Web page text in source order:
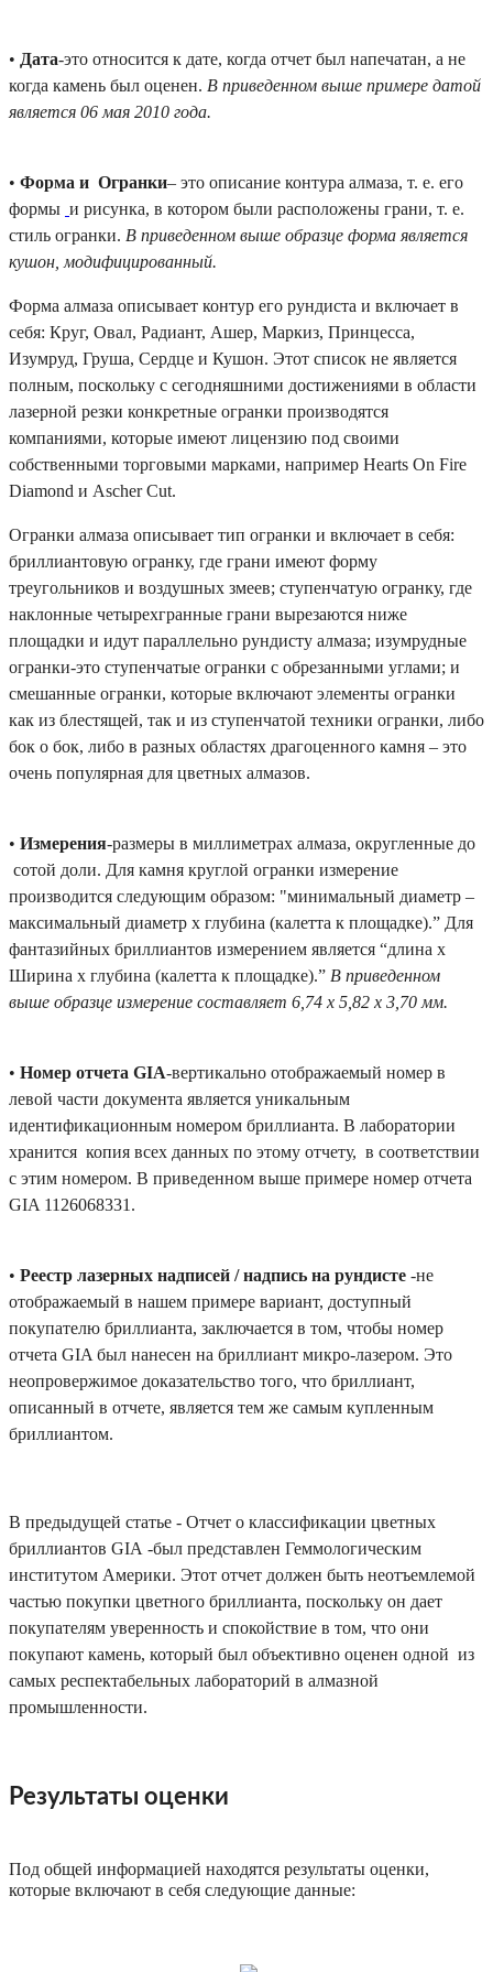
• Дата-это относится к дате, когда отчет был напечатан, а не
когда камень был оценен. В приведенном выше примере датой
является 06 мая 2010 года.
• Форма и Огранки– это описание контура алмаза, т. е. его
формы и рисунка, в котором были расположены грани, т. е.
стиль огранки. В приведенном выше образце форма является
кушон, модифицированный.
Форма алмаза описывает контур его рундиста и включает в
себя: Круг, Овал, Радиант, Ашер, Маркиз, Принцесса,
Изумруд, Груша, Сердце и Кушон. Этот список не является
полным, поскольку с сегодняшними достижениями в области
лазерной резки конкретные огранки производятся
компаниями, которые имеют лицензию под своими
собственными торговыми марками, например Hearts On Fire
Diamond и Ascher Cut.
Огранки алмаза описывает тип огранки и включает в себя:
бриллиантовую огранку, где грани имеют форму
треугольников и воздушных змеев; ступенчатую огранку, где
наклонные четырехгранные грани вырезаются ниже
площадки и идут параллельно рундисту алмаза; изумрудные
огранки-это ступенчатые огранки с обрезанными углами; и
смешанные огранки, которые включают элементы огранки
как из блестящей, так и из ступенчатой техники огранки, либо
бок о бок, либо в разных областях драгоценного камня – это
очень популярная для цветных алмазов.
• Измерения-размеры в миллиметрах алмаза, округленные до
сотой доли. Для камня круглой огранки измерение
производится следующим образом: "минимальный диаметр –
максимальный диаметр х глубина (калетта к площадке).” Для
фантазийных бриллиантов измерением является “длина x
Ширина x глубина (калетта к площадке).” В приведенном
выше образце измерение составляет 6,74 х 5,82 х 3,70 мм.
• Номер отчета GIA-вертикально отображаемый номер в
левой части документа является уникальным
идентификационным номером бриллианта. В лаборатории
хранится копия всех данных по этому отчету, в соответствии
с этим номером. В приведенном выше примере номер отчета
GIA 1126068331.
• Реестр лазерных надписей / надпись на рундисте -не
отображаемый в нашем примере вариант, доступный
покупателю бриллианта, заключается в том, чтобы номер
отчета GIA был нанесен на бриллиант микро-лазером. Это
неопровержимое доказательство того, что бриллиант,
описанный в отчете, является тем же самым купленным
бриллиантом.
В предыдущей статье - Отчет о классификации цветных
бриллиантов GIA -был представлен Геммологическим
институтом Америки. Этот отчет должен быть неотъемлемой
частью покупки цветного бриллианта, поскольку он дает
покупателям уверенность и спокойствие в том, что они
покупают камень, который был объективно оценен одной из
самых респектабельных лабораторий в алмазной
промышленности.
Результаты оценки
Под общей информацией находятся результаты оценки,
которые включают в себя следующие данные: